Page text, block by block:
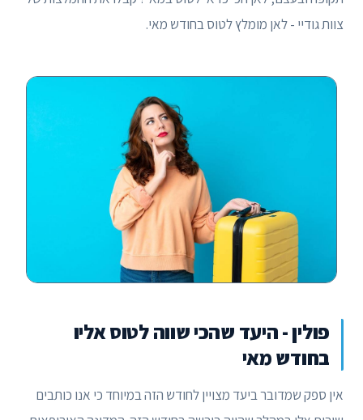
צוות גודיי - לאן מומלץ לטוס בחודש מאי.
פולין - היעד שהכי שווה לטוס אליו
בחודש מאי
אין ספק שמדובר ביעד מצויין לחודש הזה במיוחד כי אנו כותבים